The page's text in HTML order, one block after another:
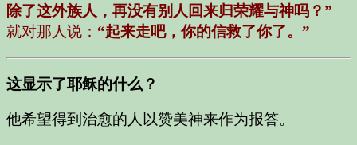
除了这外族人，再没有别人回来归荣耀与神吗？”
就对那人说： “起来走吧，你的信救了你了。”
这显示了耶稣的什么？
他希望得到治愈的人以赞美神来作为报答。